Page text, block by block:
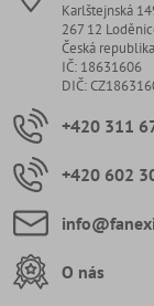
Karlštejnská
267 12
Česká republika
IČ: 18631606
DIČ:
+420 311
+420 602
O nás